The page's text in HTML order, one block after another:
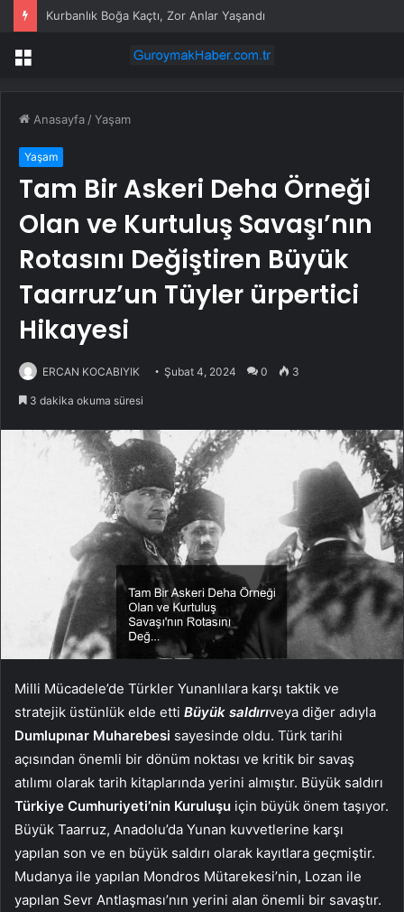
Kurbanlık Boğa Kaçtı, Zor Anlar Yaşandı
Menü
Anasayfa /Yaşam
Yaşam
Tam Bir Askeri Deha Örneği
Olan ve Kurtuluş Savaşı’nın
Rotasını Değiştiren Büyük
Taarruz’un Tüyler ürpertici
Hikayesi
ERCAN KOCABIYIK Şubat 4, 2024 0 3
3 dakika okuma süresi
Milli Mücadele’de Türkler Yunanlılara karşı taktik ve
stratejik üstünlük elde etti Büyük saldırıveya diğer adıyla
Dumlupınar Muharebesi sayesinde oldu. Türk tarihi
açısından önemli bir dönüm noktası ve kritik bir savaş
atılımı olarak tarih kitaplarında yerini almıştır. Büyük saldırı
Türkiye Cumhuriyeti’nin Kuruluşu için büyük önem taşıyor.
Büyük Taarruz, Anadolu’da Yunan kuvvetlerine karşı
yapılan son ve en büyük saldırı olarak kayıtlara geçmiştir.
Mudanya ile yapılan Mondros Mütarekesi’nin, Lozan ile
yapılan Sevr Antlaşması’nın yerini alan önemli bir savaştır.